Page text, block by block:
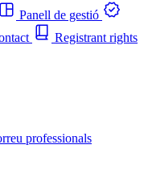
Panell de gestió
Registrant rights
professionals